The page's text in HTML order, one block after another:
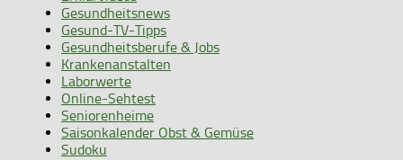
Gesundheitsnews
Gesund-TV-Tipps
Gesundheitsberufe & Jobs
Krankenanstalten
Laborwerte
Online-Sehtest
Seniorenheime
Saisonkalender Obst & Gemüse
Sudoku